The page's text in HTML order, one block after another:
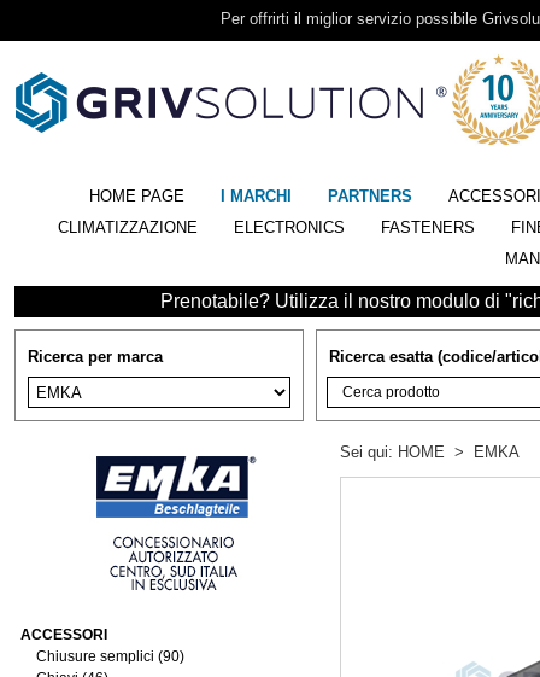
Per offrirti il miglior servizio possibile
HOME PAGE I MARCHI PARTNERS
ACCESSORI
CLIMATIZZAZIONE
ELECTRONICS FASTENERS
Prenotabile? Utilizza il nostro modulo di
Ricerca per marca Ricerca esatta (codice/
ACCESSORI
Chiusure semplici (90)
Sei qui: HOME > EMKA